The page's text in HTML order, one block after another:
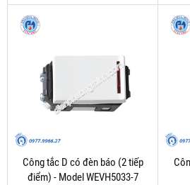
Công tắc D có đèn báo (2 tiếp
điểm) - Model WEVH5033-7